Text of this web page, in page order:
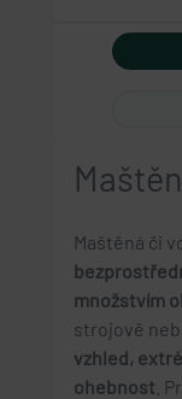
Maštěná či
množstvím
strojově
vzhled,
ohebnost .